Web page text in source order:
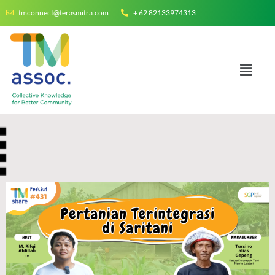
tmconnect@terasmitra.com + 62 82133974313